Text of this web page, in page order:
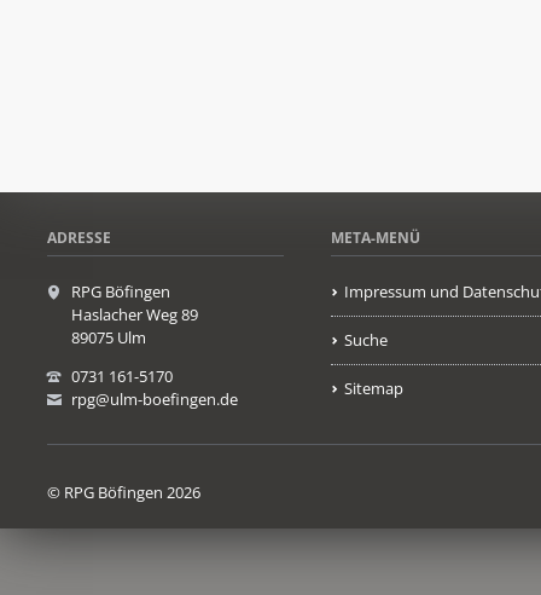
ADRESSE
RPG Böfingen
Haslacher Weg 89
89075 Ulm
0731 161-5170
rpg@ulm-boefingen.de
META-MENÜ
Impressum und
Suche
Sitemap
© RPG Böfingen 2026